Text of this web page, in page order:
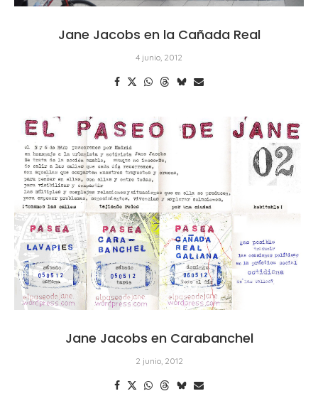
Jane Jacobs en la Cañada Real
4 junio, 2012
Jane Jacobs en Carabanchel
2 junio, 2012